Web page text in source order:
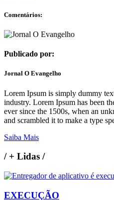
Comentários:
Publicado por:
Jornal O Evangelho
Lorem Ipsum is simply dummy
industry. Lorem Ipsum has been
ever since the 1500s, when an
and scrambled it to make a type
Saiba Mais
/+ Lidas /
EXECUÇÃO